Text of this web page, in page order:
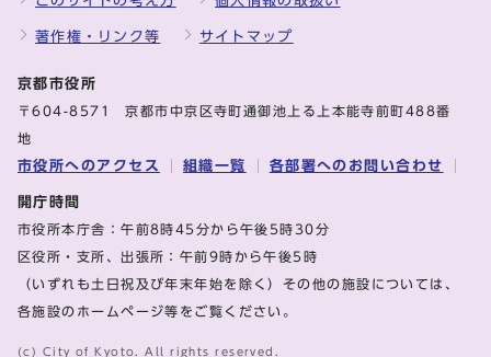
著作権・リンク等 サイトマップ
京都市役所
〒604-8571 京都市中京区寺町通御池上る上本能寺前町488番
地
市役所へのアクセス 組織一覧 各部署へのお問い合わせ
開庁時間
市役所本庁舎：午前8時45分から午後5時30分
区役所・支所、出張所：午前9時から午後5時
（いずれも土日祝及び年末年始を除く）その他の施設については、
各施設のホームページ等をご覧ください。
(c) City of Kyoto. All rights reserved.